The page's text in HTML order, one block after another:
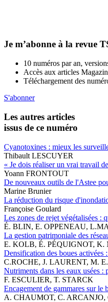
Je m’abonne à la revue
10 numéros par an,
Accès aux articles
Téléchargement des
S'abonner
Les autres articles
issus de ce numéro
Cyanotoxines : mieux les
Thibault LESCUYER
« Je dois réaliser un vrai travail
Yoann FRONTOUT
De nouveaux outils de l'Astee
Marine Brunier
La réduction du risque
Françoise Goulard
Les zones de rejet végétalisées :
É. BLIN, E. OPPENEAU,
La gestion patrimoniale des
E. KOLB, É. PÉQUIGNOT, K.
Densification des boues activées
C.ROCHE, J. LAURENT, M.
Nutriments dans les eaux usées
F. ESCULIER, T. STARCK
Encagement de gammares sur
A. CHAUMOT, C.